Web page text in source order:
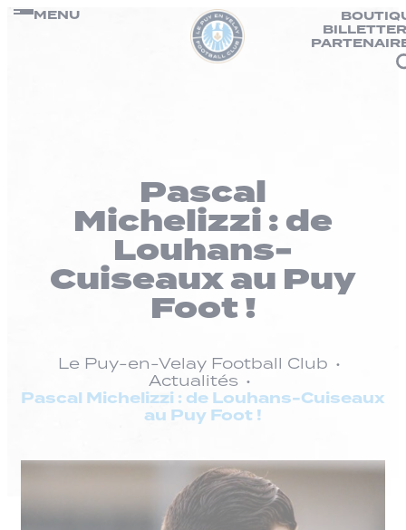
Passer
MENU
Pascal
Michelizzi : de
Louhans-
Cuiseaux au Puy
Foot !
Le Puy-en-Velay Football Club
Actualités
Pascal Michelizzi : de Louhans-Cuiseaux
au Puy Foot !
Panneau de gestion des cookies